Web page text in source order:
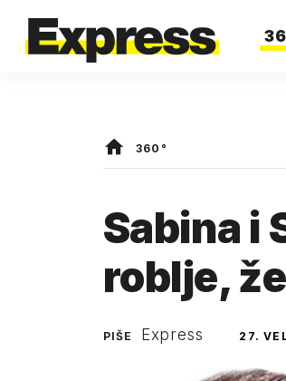
360°
Sabina i
roblje,
PIŠE Express 27.